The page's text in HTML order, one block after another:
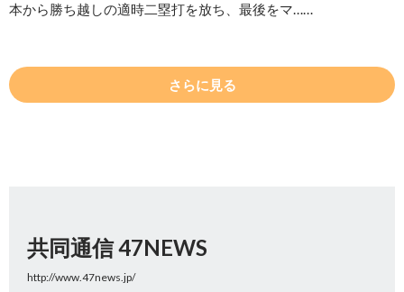
本から勝ち越しの適時二塁打を放ち、最後をマ……
さらに見る
共同通信 47NEWS
http://www.47news.jp/